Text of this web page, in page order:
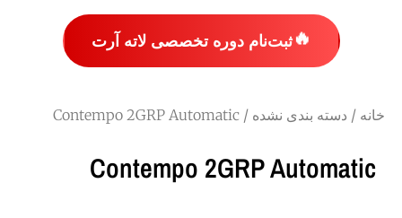
🔥ثبت‌نام دوره تخصصی لاته آرت
خانه / دسته بندی نشده / Contempo 2GRP Automatic
Contempo 2GRP Automatic